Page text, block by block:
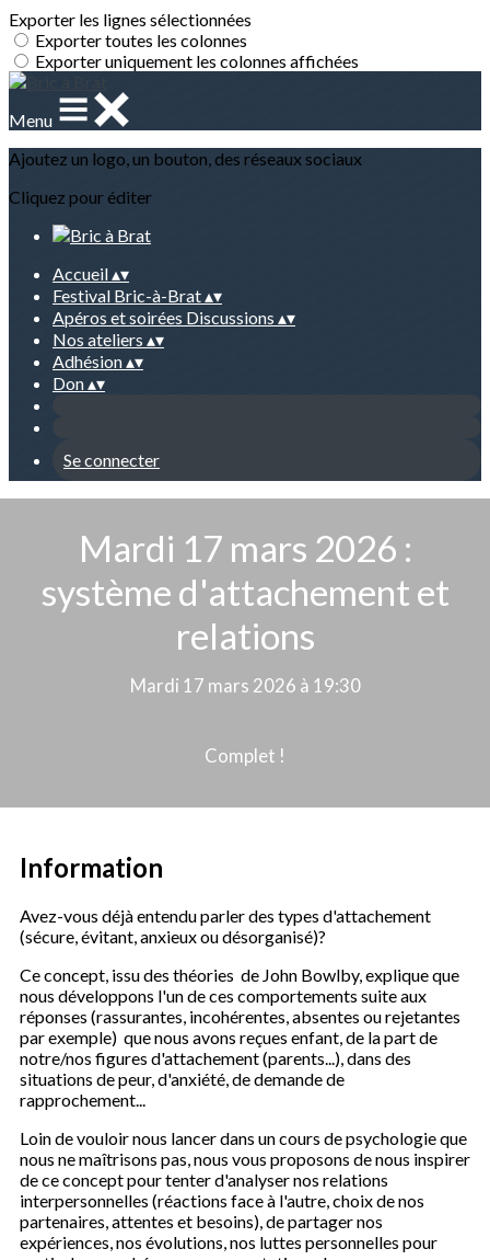
Exporter les lignes sélectionnées
Exporter toutes les colonnes
Exporter uniquement les colonnes affichées
Menu
Ajoutez un logo, un bouton, des réseaux sociaux
Cliquez pour éditer
Accueil▴▾
Festival Bric-à-Brat▴▾
Apéros et soirées Discussions ▴▾
Nos ateliers ▴▾
Adhésion▴▾
Don▴▾
Se connecter
Mardi 17 mars 2026 :
système d'attachement et
relations
Mardi 17 mars 2026 à 19:30
Complet !
Information
Avez-vous déjà entendu parler des types d'attachement
(sécure, évitant, anxieux ou désorganisé)?
Ce concept, issu des théories de John Bowlby, explique que
nous développons l'un de ces comportements suite aux
réponses (rassurantes, incohérentes, absentes ou rejetantes
par exemple) que nous avons reçues enfant, de la part de
notre/nos figures d'attachement (parents...), dans des
situations de peur, d'anxiété, de demande de
rapprochement...
Loin de vouloir nous lancer dans un cours de psychologie que
nous ne maîtrisons pas, nous vous proposons de nous inspirer
de ce concept pour tenter d'analyser nos relations
interpersonnelles (réactions face à l'autre, choix de nos
partenaires, attentes et besoins), de partager nos
expériences, nos évolutions, nos luttes personnelles pour